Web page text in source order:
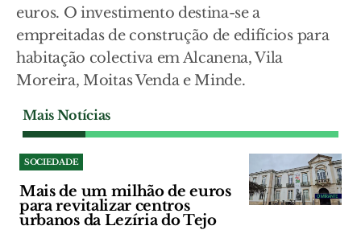
euros. O investimento destina-se a
empreitadas de construção de edifícios para
habitação colectiva em Alcanena, Vila
Moreira, Moitas Venda e Minde.
Mais Notícias
SOCIEDADE
Mais de um milhão de euros
para revitalizar centros
urbanos da Lezíria do Tejo